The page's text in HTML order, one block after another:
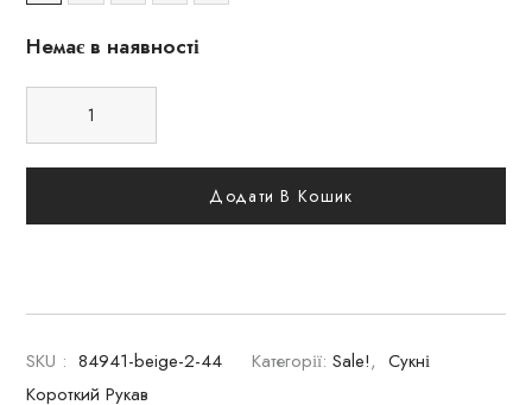
Немає в наявності
Додати В Кошик
SKU : 84941-beige-2-44 Категорії: Sale!, Сукні
Короткий Рукав